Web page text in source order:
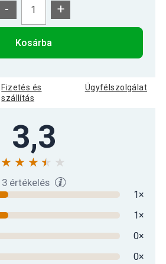
- +
Kosárba
Fizetés és
szállítás
Ügyfélszolgálat
3,3
3 értékelés
1×
1×
0×
0×